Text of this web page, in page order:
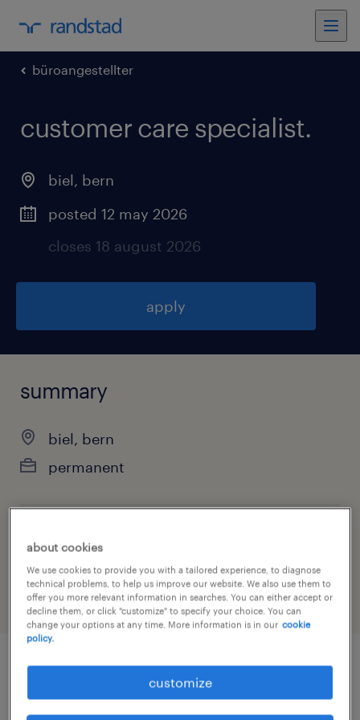
büroangestellter
customer care specialist.
biel, bern
posted 12 may 2026
closes 18 august 2026
apply
summary
biel, bern
permanent
job category
administrative & support services
about cookies
We use cookies to provide you with a tailored experience, to diagnose
technical problems, to help us improve our website. We also use them to
offer you more relevant information in searches. You can either accept or
decline them, or click "customize" to specify your choice. You can
change your options at any time. More information is in our cookie
policy.
customize